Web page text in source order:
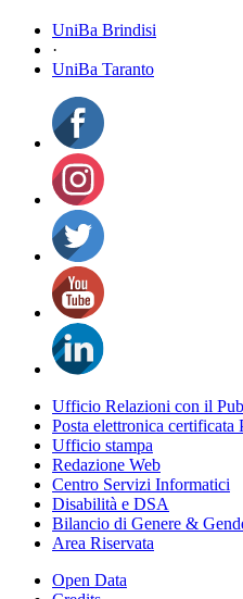
UniBa Brindisi
·
UniBa Taranto
Ufficio Relazioni con il
Posta elettronica certificata
Ufficio stampa
Redazione Web
Centro Servizi Informatici
Disabilità e DSA
Bilancio di Genere &
Area Riservata
Open Data